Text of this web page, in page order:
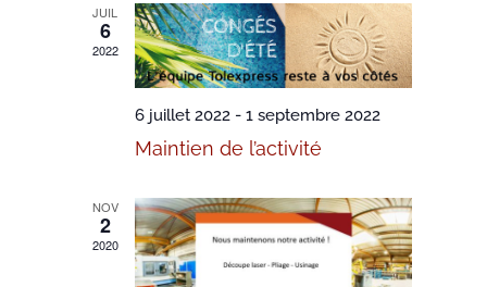
JUIL
6
2022
6 juillet 2022- 1 septembre 2022
Maintien de l’activité
NOV
2
2020